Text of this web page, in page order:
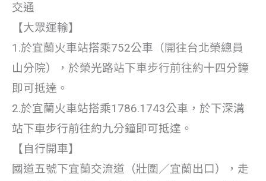
交通
【大眾運輸】
1.於宜蘭火車站搭乘752公車（開往台北榮總員
山分院），於榮光路站下車步行前往約十四分鐘
即可抵達。
2.於宜蘭火車站搭乘1786.1743公車，於下深溝
站下車步行前往約九分鐘即可抵達。
【自行開車】
國道五號下宜蘭交流道（壯圍／宜蘭出口），走